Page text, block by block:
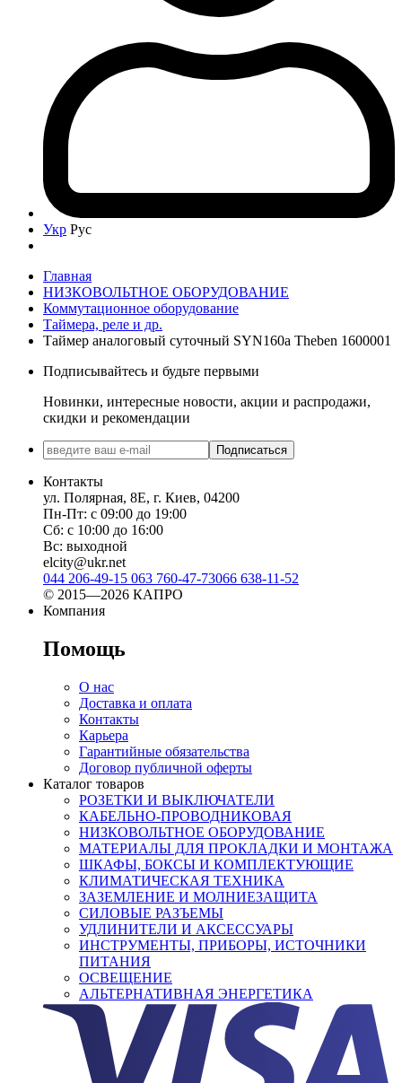
Укр Рус
Главная
НИЗКОВОЛЬТНОЕ ОБОРУДОВАНИЕ
Коммутационное оборудование
Таймера, реле и др.
Таймер аналоговый суточный SYN160a Theben 1600001
Подписывайтесь и будьте первыми
Новинки, интересные новости, акции и распродажи,
скидки и рекомендации
Подписаться
Контакты
ул. Полярная, 8Е, г. Киев, 04200
Пн-Пт: с 09:00 до 19:00
Сб: с 10:00 до 16:00
Вс: выходной
elcity@ukr.net
044 206-49-15 063 760-47-73066 638-11-52
© 2015—2026 КАПРО
Компания
Помощь
О нас
Доставка и оплата
Контакты
Карьера
Гарантийные обязательства
Договор публичной оферты
Каталог товаров
РОЗЕТКИ И ВЫКЛЮЧАТЕЛИ
КАБЕЛЬНО-ПРОВОДНИКОВАЯ
НИЗКОВОЛЬТНОЕ ОБОРУДОВАНИЕ
МАТЕРИАЛЫ ДЛЯ ПРОКЛАДКИ И МОНТАЖА
ШКАФЫ, БОКСЫ И КОМПЛЕКТУЮЩИЕ
КЛИМАТИЧЕСКАЯ ТЕХНИКА
ЗАЗЕМЛЕНИЕ И МОЛНИЕЗАЩИТА
СИЛОВЫЕ РАЗЪЕМЫ
УДЛИНИТЕЛИ И АКСЕССУАРЫ
ИНСТРУМЕНТЫ, ПРИБОРЫ, ИСТОЧНИКИ
ПИТАНИЯ
ОСВЕЩЕНИЕ
АЛЬТЕРНАТИВНАЯ ЭНЕРГЕТИКА